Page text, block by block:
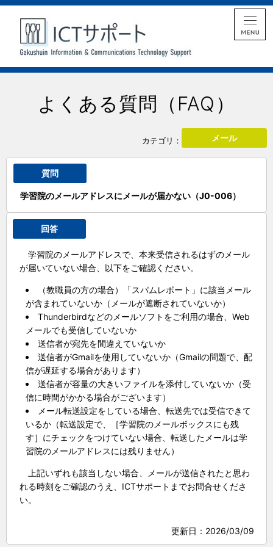
よくある質問（FAQ）
カテゴリ： メール
質問
学習院のメールアドレスにメールが届かない （J0-006）
回答
学習院のメールアドレスで、本来受信されるはずのメール
が届いていない場合、以下をご確認ください。
（教職員の方の場合）「スパムレポート」に該当メール
が含まれていないか（メールが遮断されていないか）
Thunderbirdなどのメールソフトをご利用の場合、Web
メールでも受信していないか
送信者が宛先を間違えていないか
送信者がGmailを使用していないか（Gmailの問題で、配
信が遅延する場合があります）
送信者が容量の大きいファイルを添付していないか（受
信に時間がかかる場合がございます）
メール転送設定をしている場合、転送先では受信できて
いるか（転送設定で、［学習院のメールボックスにも残
す］にチェックをつけていない場合、転送したメールは学
習院のメールアドレスには残りません）
上記いずれも該当しない場合、メールが送信されたと思わ
れる時刻をご確認のうえ、ICTサポートまでお問合せくださ
い。
更新日： 2026/03/09